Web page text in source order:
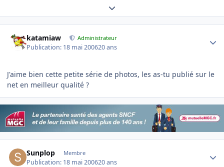
Expand topic overview
katamiaw Administrateur
Publication: 18 mai 200620 ans
J'aime bien cette petite série de photos, les as-tu publié sur le
net en meilleur qualité ?
Sunplop Membre
Publication: 18 mai 200620 ans